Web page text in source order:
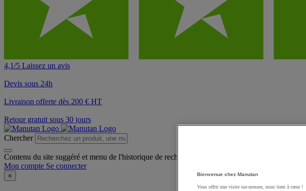
4,1/5 Laissez un avis
Devis sous 24h
Livraison offerte dès 200 € HT
Retour gratuit sous 30 jours
Chercher
Contenu du site suggéré et menu de l'historique de recherche
Mon compte Se connecter
× Bienvenue chez Manutan
Vous offrir une visite sur-mesure, nous tient à cœur !